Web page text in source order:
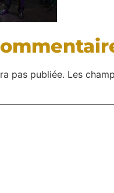
pas publiée. Les